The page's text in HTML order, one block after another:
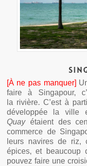
[À ne pas manquer]
faire à Singapour,
la rivière. C’est à
développée la ville
Quayétaient des
commerce de
leurs navires de riz,
épices, et beaucoup
pouvez faire une